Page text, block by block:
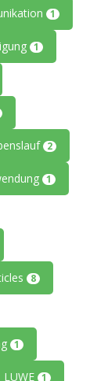
1
1
2
1
8
1
LUWE 1